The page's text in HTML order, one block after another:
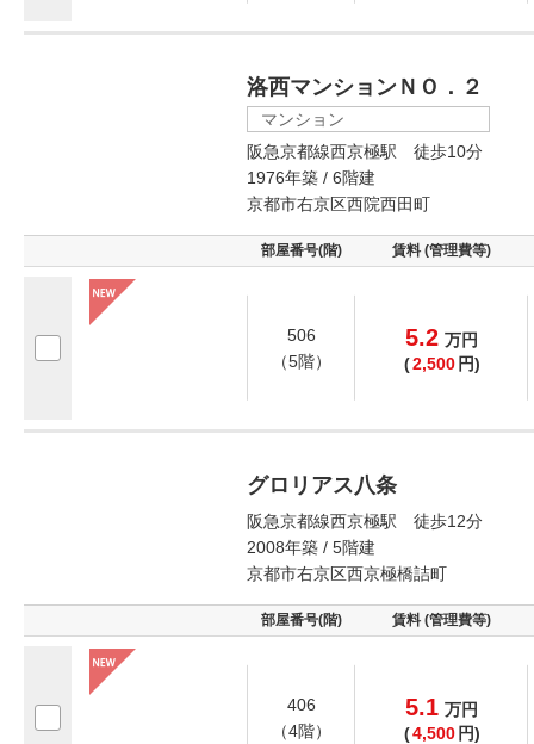
洛西マンションＮＯ．２
マンション
阪急京都線西京極駅 徒歩10分
1976年築 / 6階建
京都市右京区西院西田町
部屋番号(階) 賃料 (管理費等)
506
（5階）
5.2 万円
(2,500 円)
グロリアス八条
阪急京都線西京極駅 徒歩12分
2008年築 / 5階建
京都市右京区西京極橋詰町
部屋番号(階) 賃料 (管理費等)
406
（4階）
5.1 万円
(4,500 円)